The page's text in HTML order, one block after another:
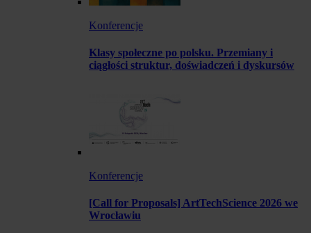
Konferencje
Klasy społeczne po polsku. Przemiany i
ciągłości struktur, doświadczeń i dyskursów
Konferencje
[Call for Proposals] ArtTechScience 2026 we
Wrocławiu